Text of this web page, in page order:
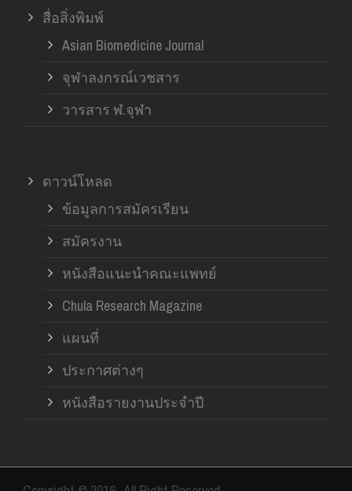
สื่อสิ่งพิมพ์
Asian Biomedicine Journal
จุฬาลงกรณ์เวชสาร
วารสาร ฬ.จุฬา
ดาวน์โหลด
ข้อมูลการสมัครเรียน
สมัครงาน
หนังสือแนะนำคณะแพทย์
Chula Research Magazine
แผนที่
ประกาศต่างๆ
หนังสือรายงานประจำปี